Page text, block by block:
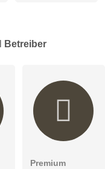
Betreiber
Premium